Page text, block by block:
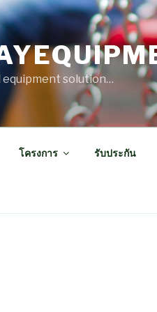
solution…
โครงการ รับประกัน